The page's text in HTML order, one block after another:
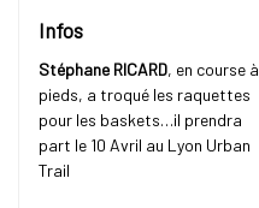
Infos
Stéphane RICARD, en course à
pieds, a troqué les raquettes
pour les baskets…il prendra
part le 10 Avril au Lyon Urban
Trail